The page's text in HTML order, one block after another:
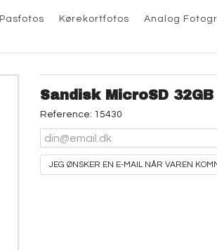
Pasfotos Kørekortfotos Analog
Sandisk MicroSD 32GB
Reference: 15430
JEG ØNSKER EN E-MAIL NÅR VAREN